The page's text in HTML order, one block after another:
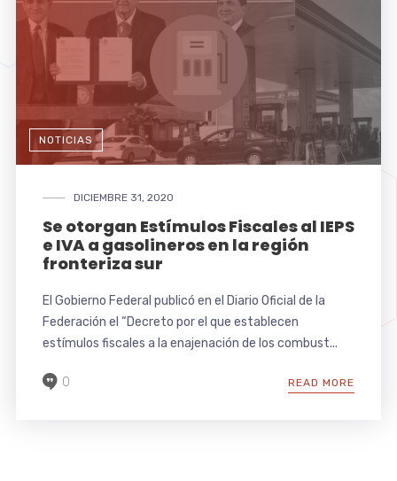
NOTICIAS
DICIEMBRE 31, 2020
Se otorgan Estímulos Fiscales al IEPS
e IVA a gasolineros en la región
fronteriza sur
El Gobierno Federal publicó en el Diario Oficial de la
Federación el “Decreto por el que establecen
estímulos fiscales a la enajenación de los combust...
READ MORE
0